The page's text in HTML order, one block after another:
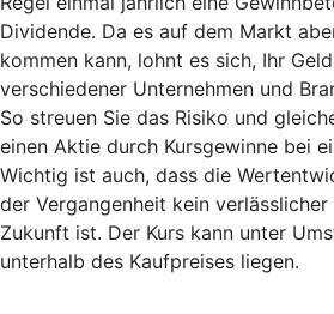
Dividende. Da es auf dem Markt
kommen kann, lohnt es sich, Ihr
verschiedener Unternehmen und
So streuen Sie das Risiko und
einen Aktie durch Kursgewinne bei
Wichtig ist auch, dass die
der Vergangenheit kein
Zukunft ist. Der Kurs kann unter
unterhalb des Kaufpreises liegen.